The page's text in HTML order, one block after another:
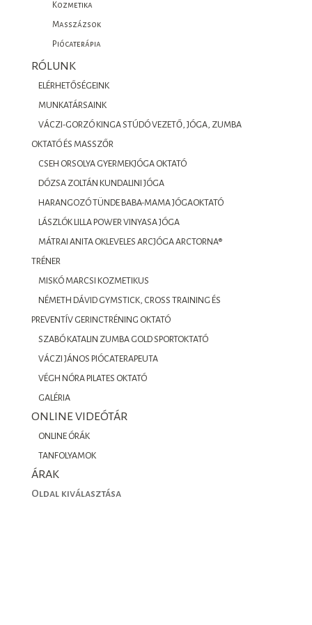
Kozmetika
Masszázsok
Piócaterápia
RÓLUNK
ELÉRHETŐSÉGEINK
MUNKATÁRSAINK
VÁCZI-GORZÓ KINGA STÚDÓ VEZETŐ, JÓGA, ZUMBA
OKTATÓ ÉS MASSZŐR
CSEH ORSOLYA GYERMEKJÓGA OKTATÓ
DÓZSA ZOLTÁN KUNDALINI JÓGA
HARANGOZÓ TÜNDE BABA-MAMA JÓGAOKTATÓ
LÁSZLÓK LILLA POWER VINYASA JÓGA
MÁTRAI ANITA OKLEVELES ARCJÓGA ARCTORNA®
TRÉNER
MISKÓ MARCSI KOZMETIKUS
NÉMETH DÁVID GYMSTICK, CROSS TRAINING ÉS
PREVENTÍV GERINCTRÉNING OKTATÓ
SZABÓ KATALIN ZUMBA GOLD SPORTOKTATÓ
VÁCZI JÁNOS PIÓCATERAPEUTA
VÉGH NÓRA PILATES OKTATÓ
GALÉRIA
ONLINE VIDEÓTÁR
ONLINE ÓRÁK
TANFOLYAMOK
ÁRAK
Oldal kiválasztása